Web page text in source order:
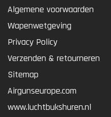
Algemene voorwaarden
Wapenwetgeving
Privacy Policy
Verzenden & retourneren
Sitemap
Airgunseurope.com
www.luchtbukshuren.nl